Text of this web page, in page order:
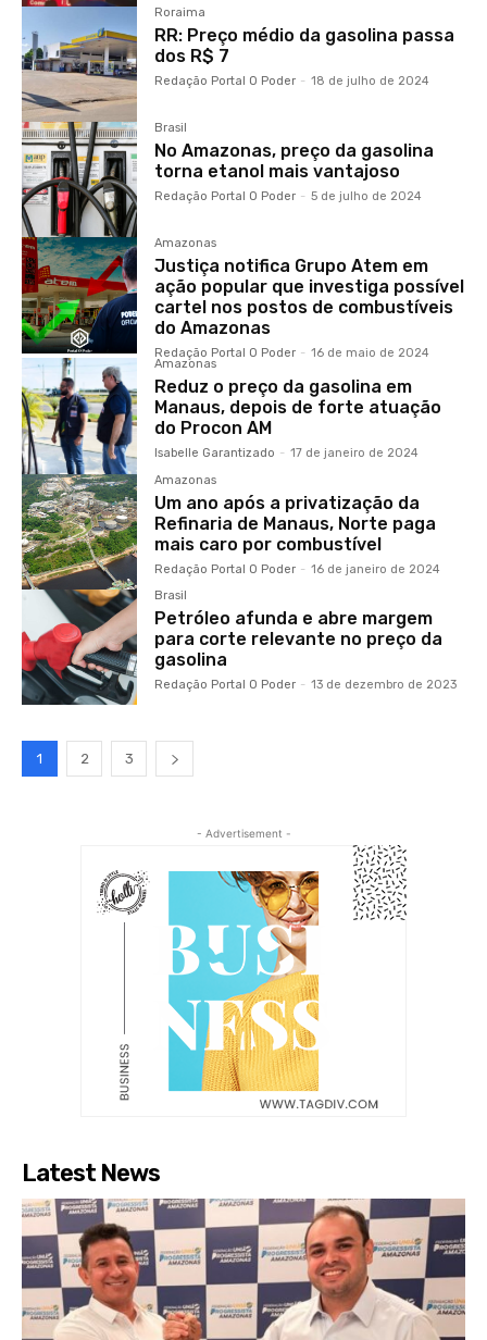
Roraima
RR: Preço médio da gasolina passa
dos R$ 7
Redação Portal O Poder - 18 de julho de 2024
Brasil
No Amazonas, preço da gasolina
torna etanol mais vantajoso
Redação Portal O Poder - 5 de julho de 2024
Amazonas
Justiça notifica Grupo Atem em
ação popular que investiga possível
cartel nos postos de combustíveis
do Amazonas
Redação Portal O Poder - 16 de maio de 2024
Amazonas
Reduz o preço da gasolina em
Manaus, depois de forte atuação
do Procon AM
Isabelle Garantizado - 17 de janeiro de 2024
Amazonas
Um ano após a privatização da
Refinaria de Manaus, Norte paga
mais caro por combustível
Redação Portal O Poder - 16 de janeiro de 2024
Brasil
Petróleo afunda e abre margem
para corte relevante no preço da
gasolina
Redação Portal O Poder - 13 de dezembro de 2023
1 2 3
- Advertisement -
Latest News